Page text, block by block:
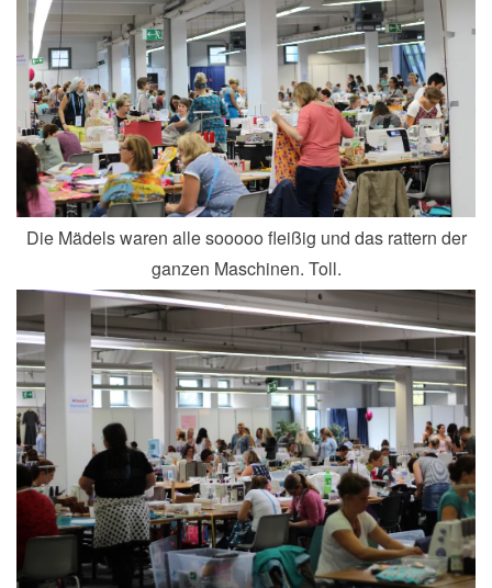
Die Mädels waren alle sooooo fleißig und das rattern der
ganzen Maschinen. Toll.